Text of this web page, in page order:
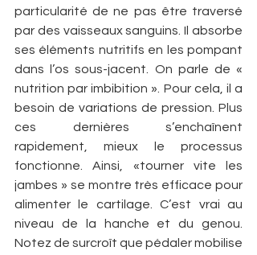
particularité de ne pas être traversé
par des vaisseaux sanguins. Il absorbe
ses éléments nutritifs en les pompant
dans l’os sous-jacent. On parle de «
nutrition par imbibition ». Pour cela, il a
besoin de variations de pression. Plus
ces dernières s’enchaînent
rapidement, mieux le processus
fonctionne. Ainsi, «­tourner vite les
jambes » se montre très efficace pour
alimenter le cartilage. C’est vrai au
niveau de la hanche et du genou.
Notez de surcroît que pédaler mobilise